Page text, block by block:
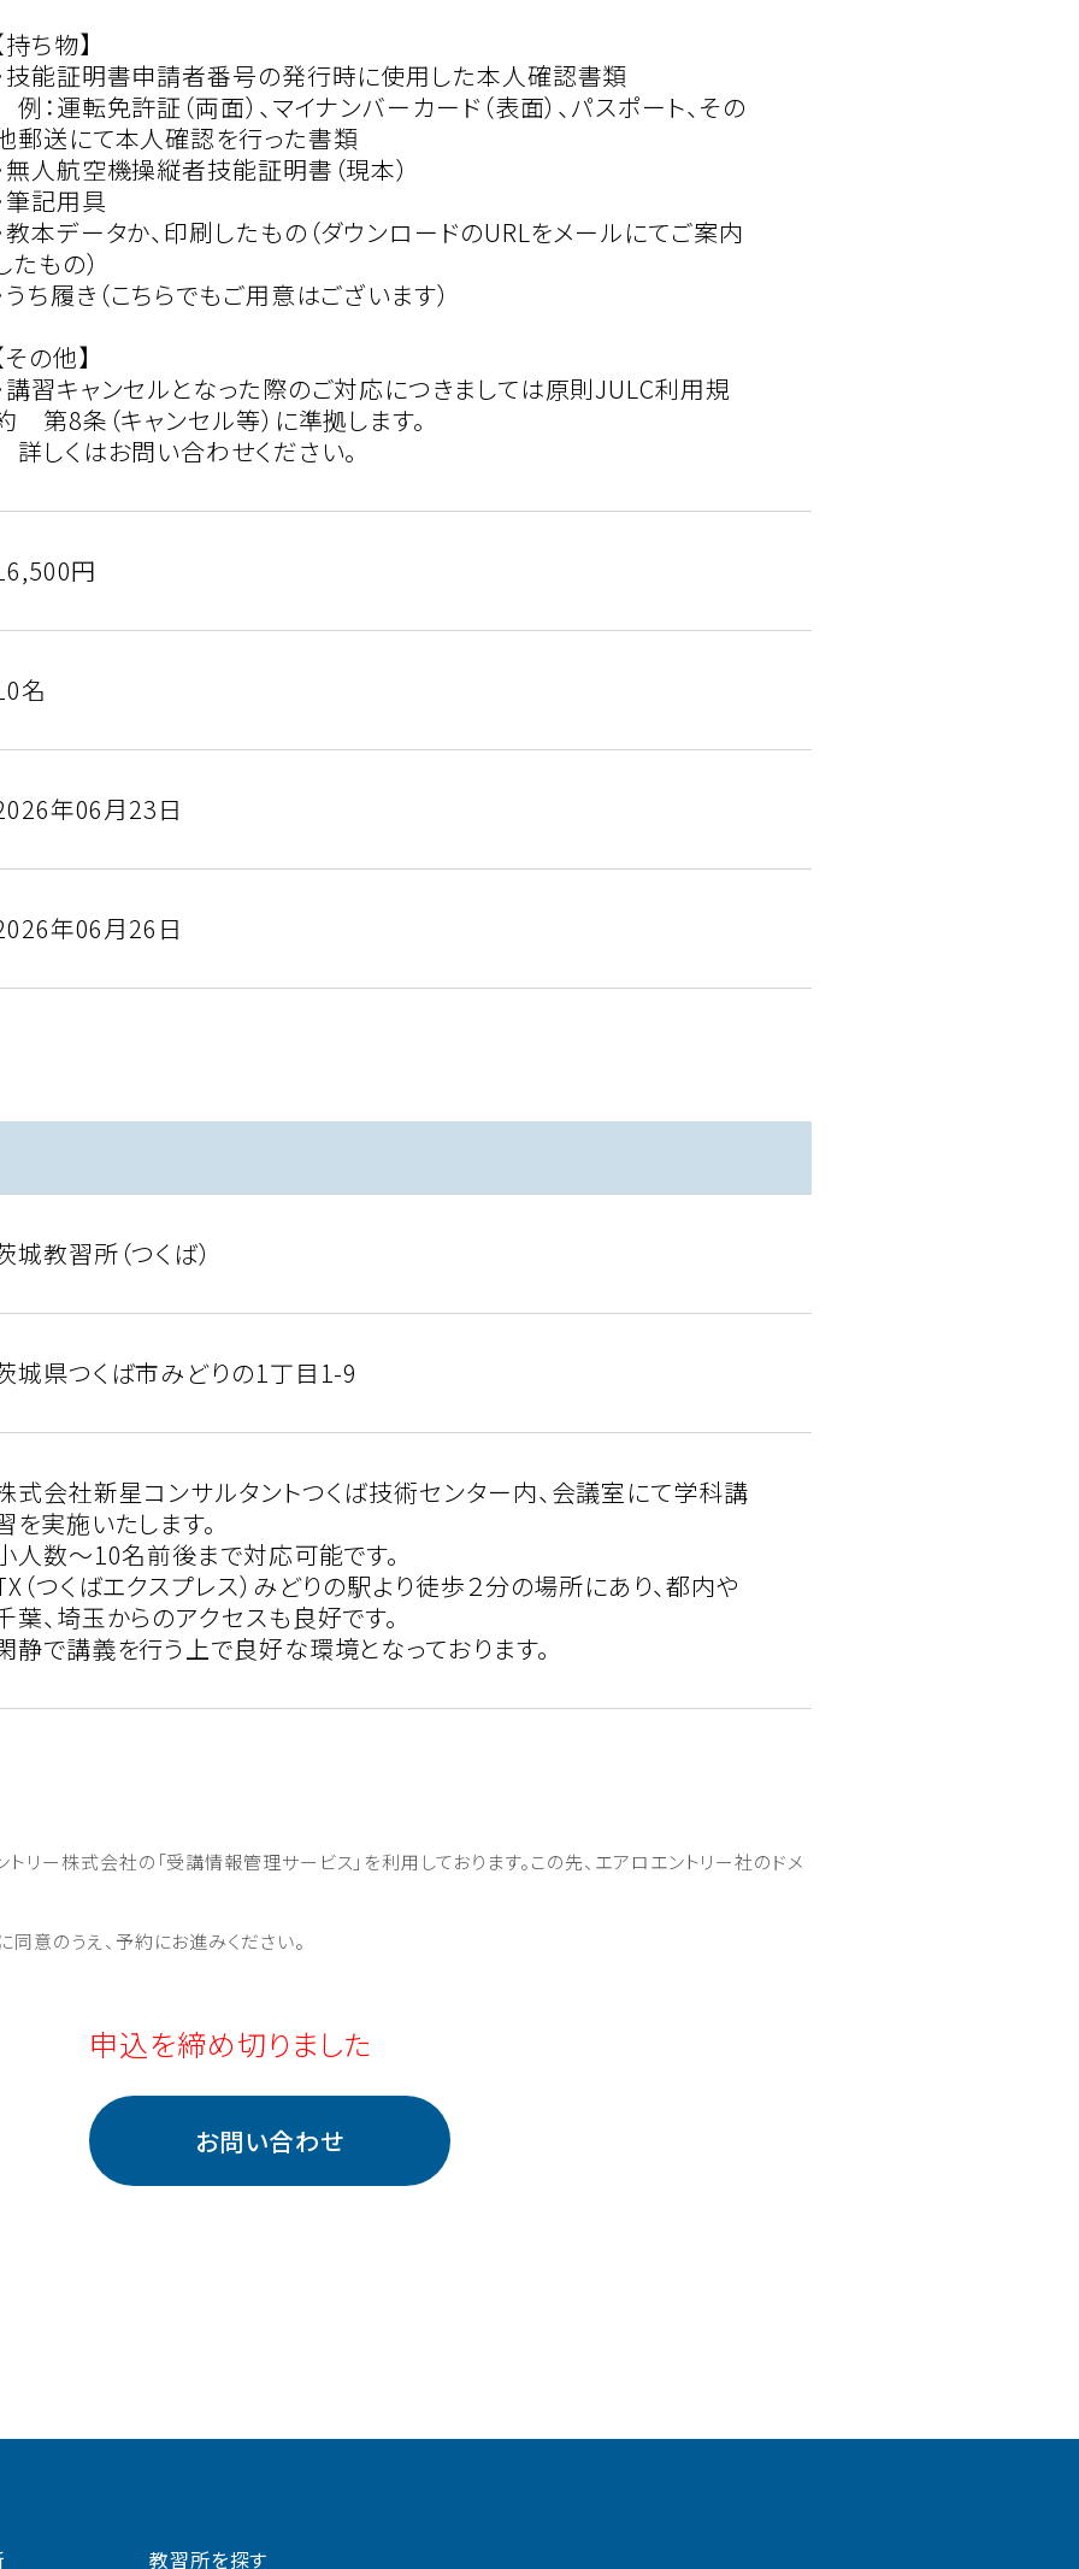
持ち物】
技能証明書申請者番号の発行時に使用した本人確認書類
：運転免許証（両面）、マイナンバーカード（表面）、パスポート、その
郵送にて本人確認を行った書類
無人航空機操縦者技能証明書（現本）
筆記用具
教本データか、印刷したもの（ダウンロードのURLをメールにてご案内
たもの）
うち履き（こちらでもご用意はございます）
その他】
講習キャンセルとなった際のご対応につきましては原則JULC利用規
第8条（キャンセル等）に準拠します。
しくはお問い合わせください。
円
名
年06月23日
年06月26日
城教習所（つくば）
城県つくば市みどりの1丁目1-9
式会社新星コンサルタントつくば技術センター内、会議室にて学科講
を実施いたします。
人数～10名前後まで対応可能です。
（つくばエクスプレス）みどりの駅より徒歩２分の場所にあり、都内や
葉、埼玉からのアクセスも良好です。
静で講義を行う上で良好な環境となっております。
リー株式会社の「受講情報管理サービス」を利⽤しております。この先、エアロエントリー社のドメ
同意のうえ、予約にお進みください。
申込を締め切りました
お問い合わせ
教習所を探す